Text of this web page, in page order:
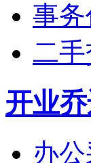
事
二
开业
办